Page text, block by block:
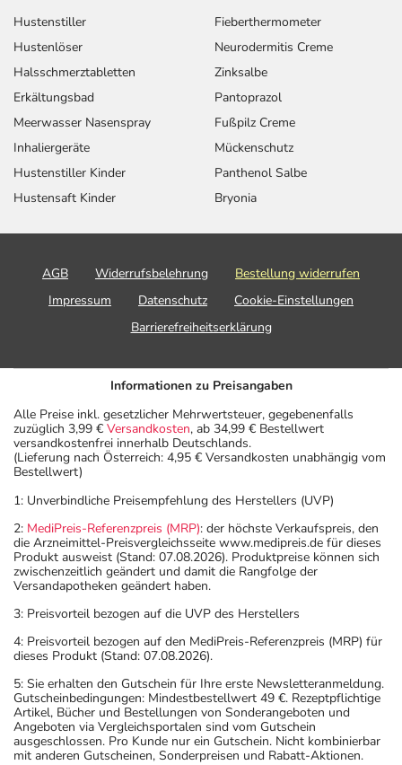
Hustenstiller
Hustenlöser
Halsschmerztabletten
Erkältungsbad
Meerwasser Nasenspray
Inhaliergeräte
Hustenstiller Kinder
Hustensaft Kinder
Fieberthermometer
Neurodermitis Creme
Zinksalbe
Pantoprazol
Fußpilz Creme
Mückenschutz
Panthenol Salbe
Bryonia
AGB Widerrufsbelehrung
Bestellung widerrufen
Impressum
Datenschutz
Cookie-Einstellungen
Barrierefreiheitserklärung
Informationen zu Preisangaben
Alle Preise inkl. gesetzlicher Mehrwertsteuer, gegebenenfalls
zuzüglich 3,99 € Versandkosten, ab 34,99 € Bestellwert
versandkostenfrei innerhalb Deutschlands.
(Lieferung nach Österreich: 4,95 € Versandkosten unabhängig vom
Bestellwert)
1: Unverbindliche Preisempfehlung des Herstellers (UVP)
2: MediPreis-Referenzpreis (MRP): der höchste Verkaufspreis, den
die Arzneimittel-Preisvergleichsseite www.medipreis.de für dieses
Produkt ausweist (Stand: 07.08.2026). Produktpreise können sich
zwischenzeitlich geändert und damit die Rangfolge der
Versandapotheken geändert haben.
3: Preisvorteil bezogen auf die UVP des Herstellers
4: Preisvorteil bezogen auf den MediPreis-Referenzpreis (MRP) für
dieses Produkt (Stand: 07.08.2026).
5: Sie erhalten den Gutschein für Ihre erste Newsletteranmeldung.
Gutscheinbedingungen: Mindestbestellwert 49 €. Rezeptpflichtige
Artikel, Bücher und Bestellungen von Sonderangeboten und
Angeboten via Vergleichsportalen sind vom Gutschein
ausgeschlossen. Pro Kunde nur ein Gutschein. Nicht kombinierbar
mit anderen Gutscheinen, Sonderpreisen und Rabatt-Aktionen.